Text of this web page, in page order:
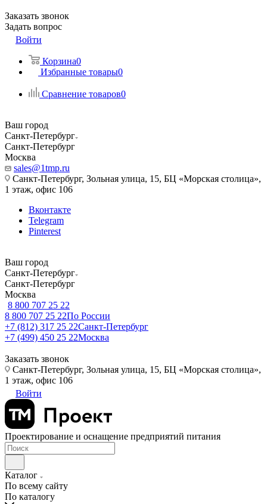
Заказать звонок
Задать вопрос
Войти
Корзина0
Избранные товары0
Сравнение товаров0
Ваш город
Санкт-Петербург
Санкт-Петербург
Москва
sales@1tmp.ru
Санкт-Петербург, Зольная улица, 15, БЦ «Морская столица»,
1 этаж, офис 106
Вконтакте
Telegram
Pinterest
Ваш город
Санкт-Петербург
Санкт-Петербург
Москва
8 800 707 25 22
8 800 707 25 22По России
+7 (812) 317 25 22Санкт-Петербург
+7 (499) 450 25 22Москва
Заказать звонок
Санкт-Петербург, Зольная улица, 15, БЦ «Морская столица»,
1 этаж, офис 106
Войти
Проектирование и оснащение предприятий питания
Каталог
По всему сайту
По каталогу